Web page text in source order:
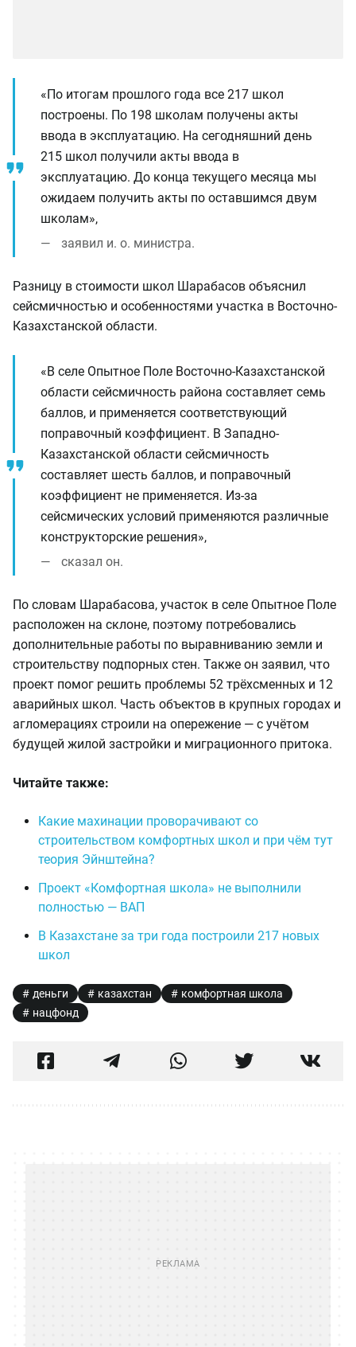
«По итогам прошлого года все 217 школ
построены. По 198 школам получены акты
ввода в эксплуатацию. На сегодняшний день
215 школ получили акты ввода в
эксплуатацию. До конца текущего месяца мы
ожидаем получить акты по оставшимся двум
школам»,
заявил и. о. министра.
Разницу в стоимости школ Шарабасов объяснил
сейсмичностью и особенностями участка в Восточно-
Казахстанской области.
«В селе Опытное Поле Восточно-Казахстанской
области сейсмичность района составляет семь
баллов, и применяется соответствующий
поправочный коэффициент. В Западно-
Казахстанской области сейсмичность
составляет шесть баллов, и поправочный
коэффициент не применяется. Из-за
сейсмических условий применяются различные
конструкторские решения»,
сказал он.
По словам Шарабасова, участок в селе Опытное Поле
расположен на склоне, поэтому потребовались
дополнительные работы по выравниванию земли и
строительству подпорных стен. Также он заявил, что
проект помог решить проблемы 52 трёхсменных и 12
аварийных школ. Часть объектов в крупных городах и
агломерациях строили на опережение — с учётом
будущей жилой застройки и миграционного притока.
Читайте также:
Какие махинации проворачивают со
строительством комфортных школ и при чём тут
теория Эйнштейна?
Проект «Комфортная школа» не выполнили
полностью — ВАП
В Казахстане за три года построили 217 новых
школ
деньги казахстан
комфортная школа
нацфонд